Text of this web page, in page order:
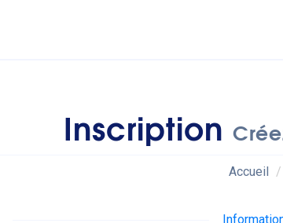
Inscription
Accueil